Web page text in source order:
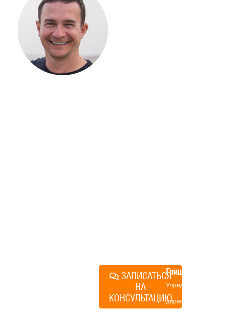
ЗАПИСАТЬСЯ
НА
КОНСУЛЬТАЦИЮ
Грищенко
Учредитель и
директор по